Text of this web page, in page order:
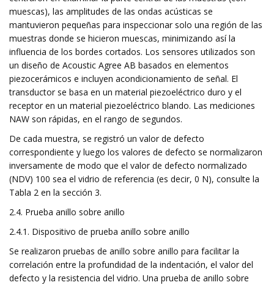
muescas), las amplitudes de las ondas acústicas se
mantuvieron pequeñas para inspeccionar solo una región de las
muestras donde se hicieron muescas, minimizando así la
influencia de los bordes cortados. Los sensores utilizados son
un diseño de Acoustic Agree AB basados ​​en elementos
piezocerámicos e incluyen acondicionamiento de señal. El
transductor se basa en un material piezoeléctrico duro y el
receptor en un material piezoeléctrico blando. Las mediciones
NAW son rápidas, en el rango de segundos.
De cada muestra, se registró un valor de defecto
correspondiente y luego los valores de defecto se normalizaron
inversamente de modo que el valor de defecto normalizado
(NDV) 100 sea el vidrio de referencia (es decir, 0 N), consulte la
Tabla 2 en la sección 3.
2.4. Prueba anillo sobre anillo
2.4.1. Dispositivo de prueba anillo sobre anillo
Se realizaron pruebas de anillo sobre anillo para facilitar la
correlación entre la profundidad de la indentación, el valor del
defecto y la resistencia del vidrio. Una prueba de anillo sobre